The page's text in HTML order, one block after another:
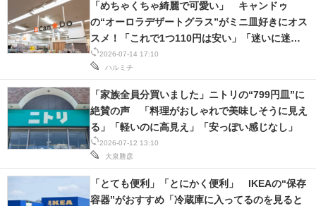
2026-07-14 17:10
ハルミチ
「めちゃくちゃ綺麗で可愛い」 キャンドゥ
の“オーロラデザートグラス”がミニ皿好きにオス
スメ！「これで1つ110円は安い」「迷いに迷っ
た挙句買わなかったことを後悔」
2026-07-12 13:10
大泉勝彦
「家族全員分買いました」ニトリの“799円皿”に
絶賛の声 「料理がおしゃれで美味しそうに見え
る」「軽いのに高見え」「安っぽい感じなし」
「とても便利」「とにかく便利」 IKEAの“保存
容器”がおすすめ「冷蔵庫に入ってるのを見ると